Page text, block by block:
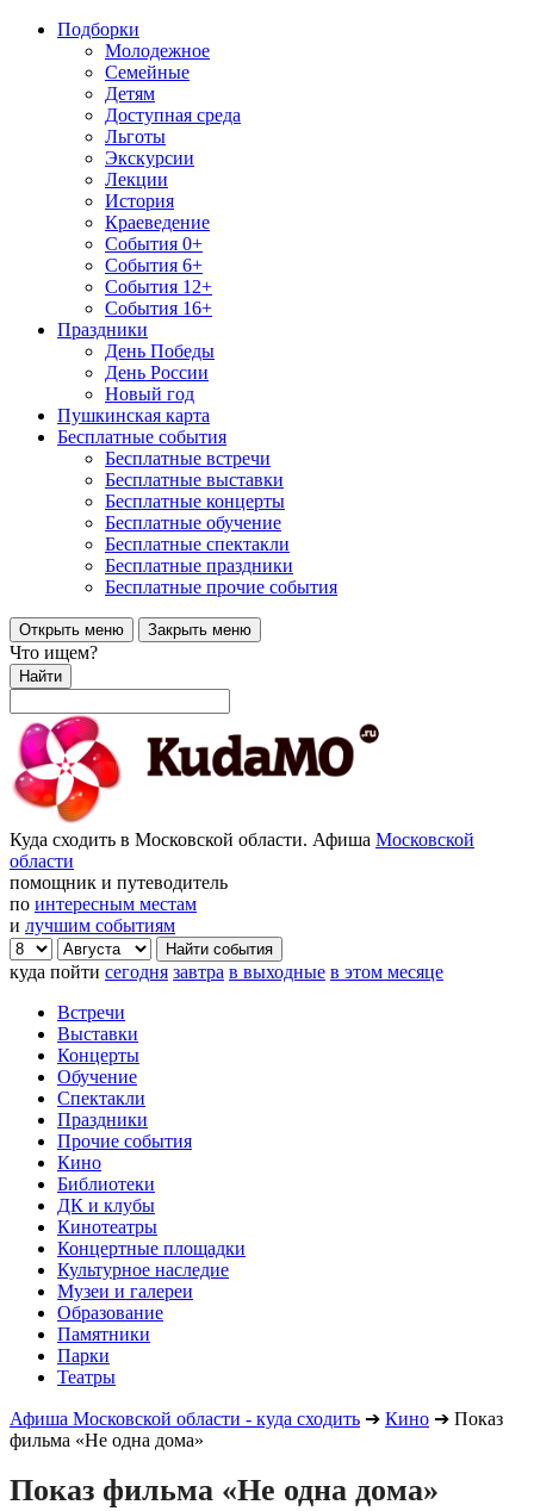
Подборки
Молодежное
Семейные
Детям
Доступная среда
Льготы
Экскурсии
Лекции
История
Краеведение
События 0+
События 6+
События 12+
События 16+
Праздники
День Победы
День России
Новый год
Пушкинская карта
Бесплатные события
Бесплатные встречи
Бесплатные выставки
Бесплатные концерты
Бесплатные обучение
Бесплатные спектакли
Бесплатные праздники
Бесплатные прочие события
Открыть меню Закрыть меню
Что ищем?
Найти
Куда сходить в Московской области. Афиша Московской
области
помощник и путеводитель
по интересным местам
и лучшим событиям
куда пойти сегодня завтра в выходные в этом месяце
Встречи
Выставки
Концерты
Обучение
Спектакли
Праздники
Прочие события
Кино
Библиотеки
ДК и клубы
Кинотеатры
Концертные площадки
Культурное наследие
Музеи и галереи
Образование
Памятники
Парки
Театры
Афиша Московской области - куда сходить ➔ Кино ➔ Показ
фильма «Не одна дома»
Показ фильма «Не одна дома»